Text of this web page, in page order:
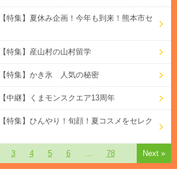
特集】夏休み企画！今年も到来！熊本市セ
特集】産山村の山村留学
特集】かき氷 人気の秘密
中継】くまモンスクエア13周年
特集】ひんやり！旬顔！夏コスメをセレク
3 4 5 6 78 Next »